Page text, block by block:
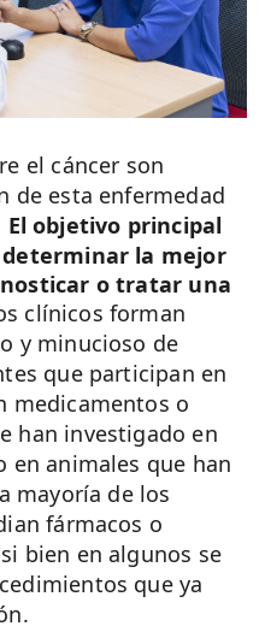
el cáncer son
de esta enfermedad
El objetivo principal
determinar la mejor
o tratar una
clínicos forman
y minucioso de
que participan en
medicamentos o
han investigado en
en animales que han
mayoría de los
fármacos o
bien en algunos se
que ya